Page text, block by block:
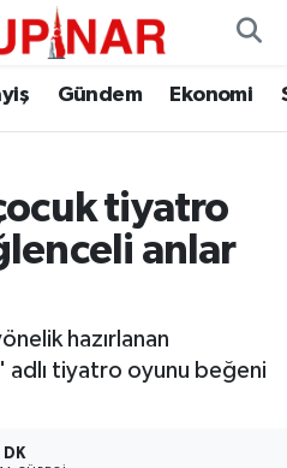
Gündem Ekonomi
tiyatro
anlar
hazırlanan
adlı tiyatro oyunu beğeni
1 DK
Haritası
ve Fikstür